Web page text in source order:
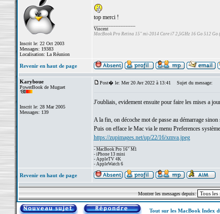
Inscrit le: 22 Oct 2003
Messages: 19383
Localisation: La Réunion
top merci !
Vincent
MacBook Pro Retina 15" mi-2014 Core i7 2,5GHz 16 Go 512 Go
Revenir en haut de page
Karyboue
PowerBook de Muguet
Inscrit le: 28 Mar 2005
Messages: 139
Post� le: Mer 20 Avr 2022 à 13:41 Sujet du message:
J'oubliais, evidement ensuite pour faire les mises a
A la fin, on décoche mot de passe au démarrage
Puis on efface le Mac via le menu Preferences
https://zupimages.net/up/22/16/xmva.jpeg
- MacBook Pro 16" M1
- iPhone 13 mini
- AppleTV 4K
- AppleWatch 6
Revenir en haut de page
Montrer les messages depuis:
Tout sur les MacBook Index